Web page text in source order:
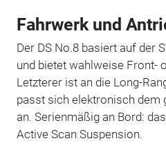
Fahrwerk und
Der DS No.8 basiert auf der
und bietet wahlweise Front-
Letzterer ist an die Long-
passt sich elektronisch dem
an. Serienmäßig an Bord:
Active Scan Suspension.